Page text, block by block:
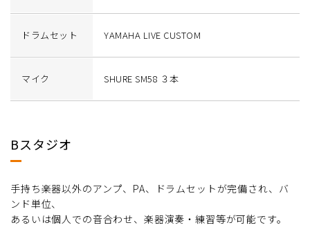
ドラムセット YAMAHA LIVE CUSTOM
マイク SHURE SM58 ３本
Bスタジオ
手持ち楽器以外のアンプ、PA、ドラムセットが完備され、バ
ンド単位、
あるいは個人での音合わせ、楽器演奏・練習等が可能です。